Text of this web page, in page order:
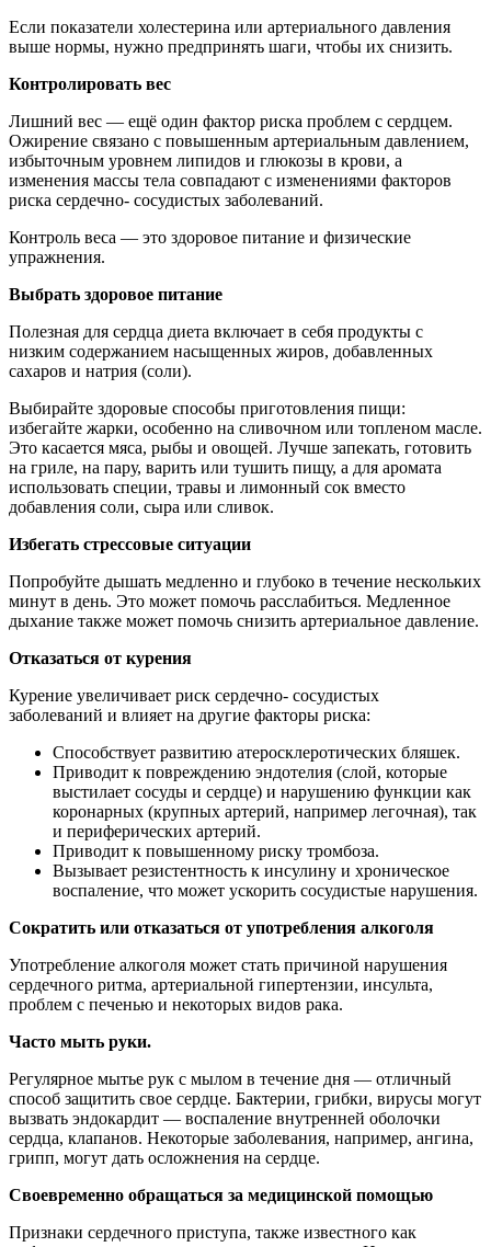
Если показатели холестерина или артериального давления
выше нормы, нужно предпринять шаги, чтобы их снизить.
Контролировать вес
Лишний вес — ещё один фактор риска проблем с сердцем.
Ожирение связано с повышенным артериальным давлением,
избыточным уровнем липидов и глюкозы в крови, а
изменения массы тела совпадают с изменениями факторов
риска сердечно- сосудистых заболеваний.
Контроль веса — это здоровое питание и физические
упражнения.
Выбрать здоровое питание
Полезная для сердца диета включает в себя продукты с
низким содержанием насыщенных жиров, добавленных
сахаров и натрия (соли).
Выбирайте здоровые способы приготовления пищи:
избегайте жарки, особенно на сливочном или топленом масле.
Это касается мяса, рыбы и овощей. Лучше запекать, готовить
на гриле, на пару, варить или тушить пищу, а для аромата
использовать специи, травы и лимонный сок вместо
добавления соли, сыра или сливок.
Избегать стрессовые ситуации
Попробуйте дышать медленно и глубоко в течение нескольких
минут в день. Это может помочь расслабиться. Медленное
дыхание также может помочь снизить артериальное давление.
Отказаться от курения
Курение увеличивает риск сердечно- сосудистых
заболеваний и влияет на другие факторы риска:
Способствует развитию атеросклеротических бляшек.
Приводит к повреждению эндотелия (слой, которые
выстилает сосуды и сердце) и нарушению функции как
коронарных (крупных артерий, например легочная), так
и периферических артерий.
Приводит к повышенному риску тромбоза.
Вызывает резистентность к инсулину и хроническое
воспаление, что может ускорить сосудистые нарушения.
Сократить или отказаться от употребления алкоголя
Употребление алкоголя может стать причиной нарушения
сердечного ритма, артериальной гипертензии, инсульта,
проблем с печенью и некоторых видов рака.
Часто мыть руки.
Регулярное мытье рук с мылом в течение дня — отличный
способ защитить свое сердце. Бактерии, грибки, вирусы могут
вызвать эндокардит — воспаление внутренней оболочки
сердца, клапанов. Некоторые заболевания, например, ангина,
грипп, могут дать осложнения на сердце.
Своевременно обращаться за медицинской помощью
Признаки сердечного приступа, также известного как